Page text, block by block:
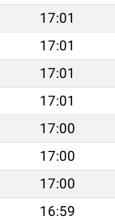
17:01
17:01
17:01
17:01
17:00
17:00
17:00
16:59